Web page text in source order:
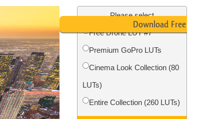
Foto restaurering
Please select
Free Drone LUT #7
Premium GoPro LUTs
Cinema Look Collection (80
LUTs)
Entire Collection (260 LUTs)
Download Free LUT